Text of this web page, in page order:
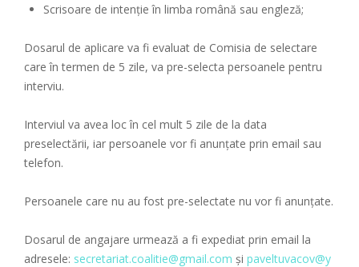
Scrisoare de intenție în limba română sau engleză;
Dosarul de aplicare va fi evaluat de Comisia de selectare
care în termen de 5 zile, va pre-selecta persoanele pentru
interviu.
Interviul va avea loc în cel mult 5 zile de la data
preselectării, iar persoanele vor fi anunțate prin email sau
telefon.
Persoanele care nu au fost pre-selectate nu vor fi anunțate.
Dosarul de angajare urmează a fi expediat prin email la
adresele: secretariat.coalitie@gmail.com și paveltuvacov@y